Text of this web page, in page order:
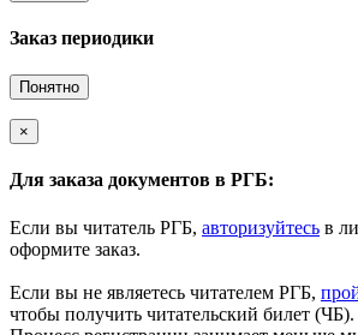
Заказ периодики
Понятно
×
Для заказа документов в РГБ:
Если вы читатель РГБ, авторизуйтесь в
оформите заказ.
Если вы не являетесь читателем РГБ,
чтобы получить читательский билет (ЧБ).